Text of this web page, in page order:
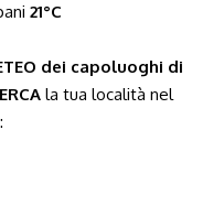
21°C
dei capoluoghi di
la tua località nel
: